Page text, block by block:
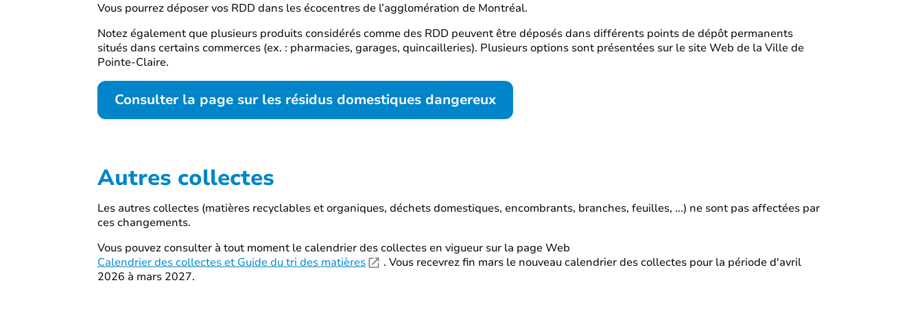
Vous pourrez déposer vos RDD dans les écocentres de l’agglomération de Montréal.
Notez également que plusieurs produits considérés comme des RDD peuvent être déposés dans différents points de dépôt permanents
situés dans certains commerces (ex. : pharmacies, garages, quincailleries). Plusieurs options sont présentées sur le site Web de la Ville de
Pointe-Claire.
Consulter la page sur les résidus domestiques dangereux
Autres collectes
Les autres collectes (matières recyclables et organiques, déchets domestiques, encombrants, branches, feuilles, ...) ne sont pas affectées par
ces changements.
Vous pouvez consulter à tout moment le calendrier des collectes en vigueur sur la page Web
Calendrier des collectes et Guide du tri des matières
. Vous recevrez fin mars le nouveau calendrier des collectes pour la période d'avril
2026 à mars 2027.